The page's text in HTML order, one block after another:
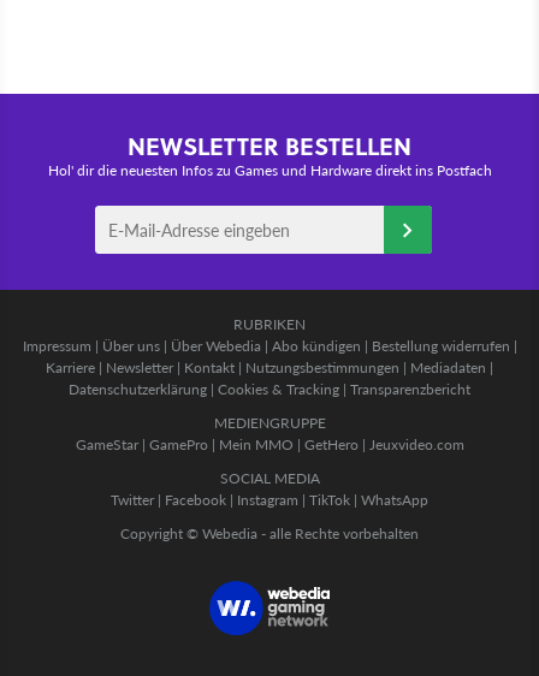
NEWSLETTER BESTELLEN
Hol' dir die neuesten Infos zu Games und Hardware direkt ins Postfach
RUBRIKEN
Impressum | Über uns| Über Webedia | Abo kündigen | Bestellung widerrufen |
Karriere | Newsletter | Kontakt | Nutzungsbestimmungen | Mediadaten |
Datenschutzerklärung | Cookies & Tracking | Transparenzbericht
MEDIENGRUPPE
GameStar| GamePro | Mein MMO | GetHero | Jeuxvideo.com
SOCIAL MEDIA
Twitter | Facebook | Instagram | TikTok | WhatsApp
Copyright © Webedia - alle Rechte vorbehalten